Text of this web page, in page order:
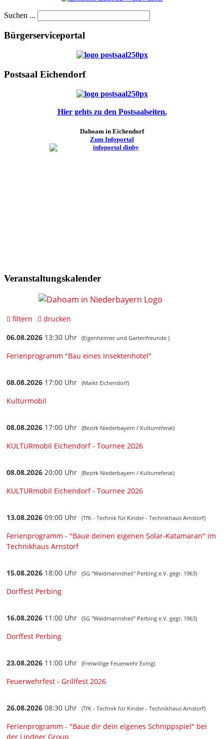
Suchen ...
Bürgerserviceportal
Postsaal Eichendorf
Hier gehts zu den Postsaalseiten.
Dahoam in Eichendorf
Zum Infoportal
Veranstaltungskalender